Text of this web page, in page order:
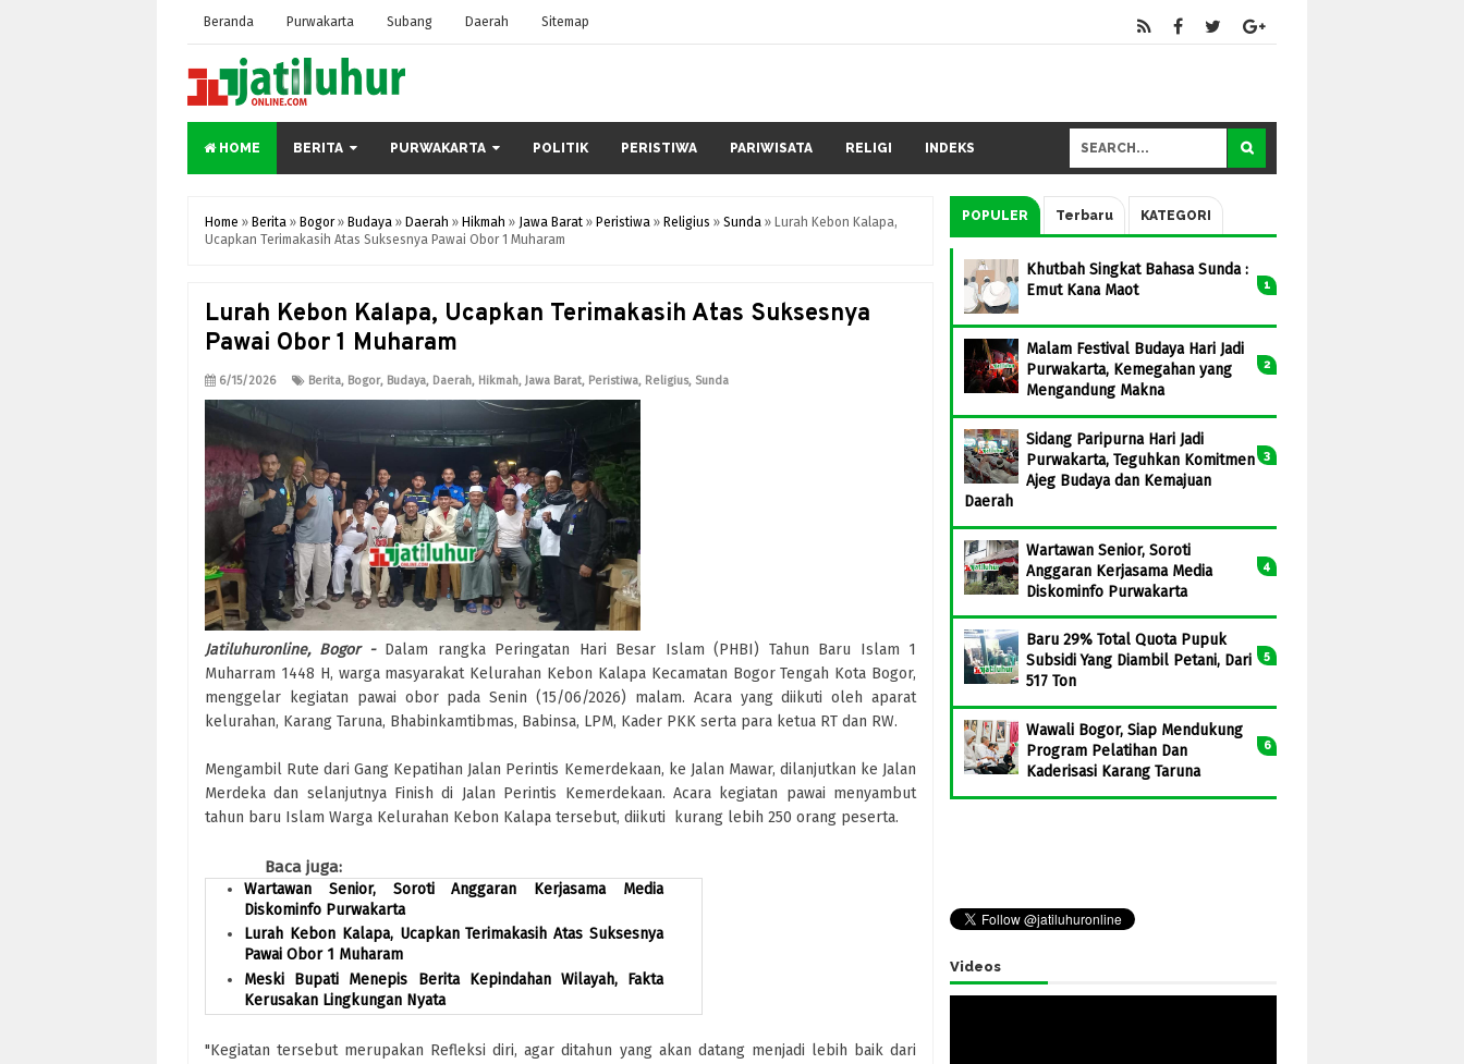
Beranda Purwakarta Subang Daerah Sitemap
HOME BERITA PURWAKARTA POLITIK PERISTIWA PARIWISATA RELIGI INDEKS
Home » Berita » Bogor» Budaya » Daerah » Hikmah » Jawa Barat » Peristiwa » Religius » Sunda » Lurah Kebon Kalapa,
Ucapkan Terimakasih Atas Suksesnya Pawai Obor 1 Muharam
Lurah Kebon Kalapa, Ucapkan Terimakasih Atas Suksesnya
Pawai Obor 1 Muharam
6/15/2026 Berita, Bogor, Budaya, Daerah, Hikmah, Jawa Barat, Peristiwa, Religius, Sunda
Jatiluhuronline, Bogor - Dalam rangka Peringatan Hari Besar Islam (PHBI) Tahun Baru Islam 1
Muharram 1448 H, warga masyarakat Kelurahan Kebon Kalapa Kecamatan Bogor Tengah Kota Bogor,
menggelar kegiatan pawai obor pada Senin (15/06/2026) malam. Acara yang diikuti oleh aparat
kelurahan, Karang Taruna, Bhabinkamtibmas, Babinsa, LPM, Kader PKK serta para ketua RT dan RW.
Mengambil Rute dari Gang Kepatihan Jalan Perintis Kemerdekaan, ke Jalan Mawar, dilanjutkan ke Jalan
Merdeka dan selanjutnya Finish di Jalan Perintis Kemerdekaan. Acara kegiatan pawai menyambut
tahun baru Islam Warga Kelurahan Kebon Kalapa tersebut, diikuti kurang lebih 250 orang peserta.
Baca juga:
Wartawan Senior, Soroti Anggaran Kerjasama Media
Diskominfo Purwakarta
Lurah Kebon Kalapa, Ucapkan Terimakasih Atas Suksesnya
Pawai Obor 1 Muharam
Meski Bupati Menepis Berita Kepindahan Wilayah, Fakta
Kerusakan Lingkungan Nyata
"Kegiatan tersebut merupakan Refleksi diri, agar ditahun yang akan datang menjadi lebih baik dari
POPULER Terbaru KATEGORI
Khutbah Singkat Bahasa Sunda :
Emut Kana Maot
Malam Festival Budaya Hari Jadi
Purwakarta, Kemegahan yang
Mengandung Makna
Sidang Paripurna Hari Jadi
Purwakarta, Teguhkan Komitmen
Ajeg Budaya dan Kemajuan
Daerah
Wartawan Senior, Soroti
Anggaran Kerjasama Media
Diskominfo Purwakarta
Baru 29% Total Quota Pupuk
Subsidi Yang Diambil Petani, Dari
517 Ton
Wawali Bogor, Siap Mendukung
Program Pelatihan Dan
Kaderisasi Karang Taruna
Videos